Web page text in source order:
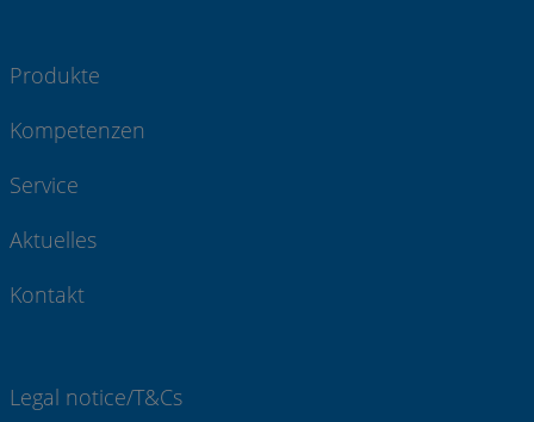
Produkte
Kompetenzen
Service
Aktuelles
Kontakt
Legal notice/T&Cs